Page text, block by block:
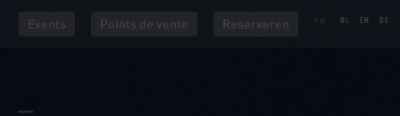
Events Points de vente Reserveren FR NL EN DE